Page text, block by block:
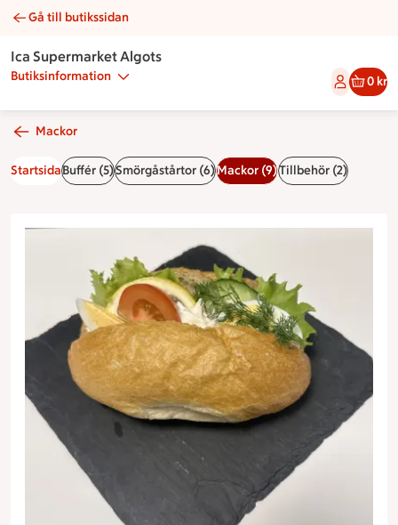
Frukostbaguette skagen | Catering Ica Supermarket Algots
Gå till butikssidan
Ica Supermarket Algots
Butiksinformation 0 kr
Mackor
StartsidaBuffér (5)Smörgåstårtor (6)Mackor (9)Tillbehör (2)